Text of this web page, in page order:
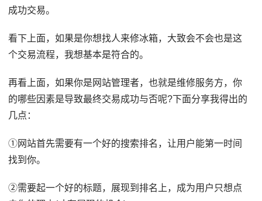
成功交易。
看下上面，如果是你想找人来修冰箱，大致会不会也是这
个交易流程，我想基本是符合的。
再看上面，如果你是网站管理者，也就是维修服务方，你
的哪些因素是导致最终交易成功与否呢?下面分享我得出的
几点：
①网站首先需要有一个好的搜索排名，让用户能第一时间
找到你。
②需要起一个好的标题，展现到排名上，成为用户只想点